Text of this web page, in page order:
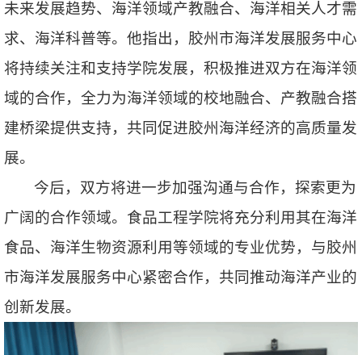
未来发展趋势、海洋领域产教融合、海洋相关人才需
求、海洋科普等。他指出，胶州市海洋发展服务中心
将持续关注和支持学院发展，积极推进双方在海洋领
域的合作，全力为海洋领域的校地融合、产教融合搭
建桥梁提供支持，共同促进胶州海洋经济的高质量发
展。
今后，双方将进一步加强沟通与合作，探索更为
广阔的合作领域。食品工程学院将充分利用其在海洋
食品、海洋生物资源利用等领域的专业优势，与胶州
市海洋发展服务中心紧密合作，共同推动海洋产业的
创新发展。